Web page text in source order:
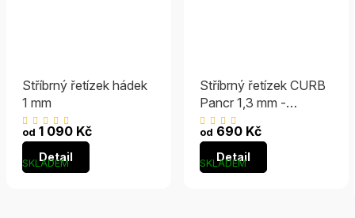
Stříbrný řetízek hádek
1 mm
Průměrné
hodnocení
je
SKLADEM
od 1 090 Kč
Detail
Stříbrný řetízek CURB
Pancr 1,3 mm -
RHODIOVANÝ
Průměrné
hodnocení
je
SKLADEM
od 690 Kč
Detail